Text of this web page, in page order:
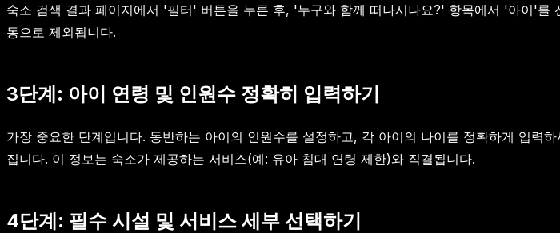
숙소 검색 결과 페이지에서 '필터' 버튼을 누른 후, '누구와 함께 떠나시나요?' 항목에서 '아이'
동으로 제외됩니다.
3단계: 아이 연령 및 인원수 정확히 입력하기
가장 중요한 단계입니다. 동반하는 아이의 인원수를 설정하고, 각 아이의 나이를 정확하게 입력
집니다. 이 정보는 숙소가 제공하는 서비스(예: 유아 침대 연령 제한)와 직결됩니다.
4단계: 필수 시설 및 서비스 세부 선택하기